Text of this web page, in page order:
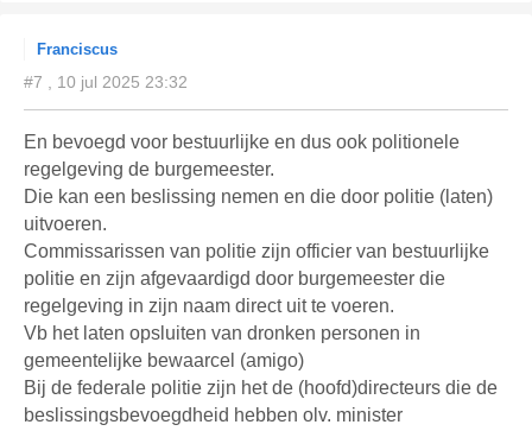
Franciscus
#7 , 10 jul 2025 23:32
En bevoegd voor bestuurlijke en dus ook politionele
regelgeving de burgemeester.
Die kan een beslissing nemen en die door politie (laten)
uitvoeren.
Commissarissen van politie zijn officier van bestuurlijke
politie en zijn afgevaardigd door burgemeester die
regelgeving in zijn naam direct uit te voeren.
Vb het laten opsluiten van dronken personen in
gemeentelijke bewaarcel (amigo)
Bij de federale politie zijn het de (hoofd)directeurs die de
beslissingsbevoegdheid hebben olv. minister